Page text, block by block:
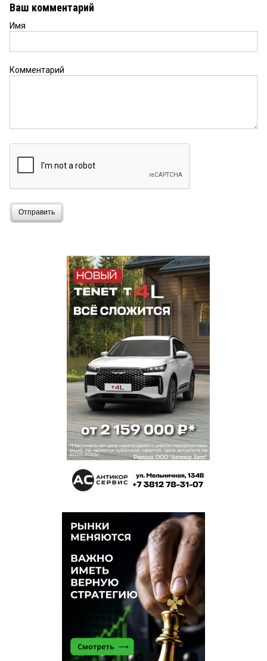
Ваш комментарий
Имя
Комментарий
Отправить